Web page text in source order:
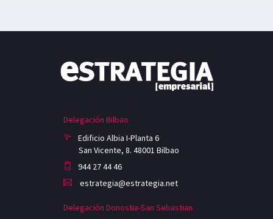
Delegación Bilbao
Edificio Albia I-Planta 6
San Vicente, 8. 48001 Bilbao
944 27 44 46
estrategia@estrategia.net
Delegación Donostia-San Sebastian